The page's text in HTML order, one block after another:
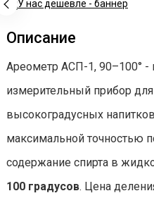
Описание
Ареометр АСП-1, 90–100°
измерительный прибор
высокоградусных
максимальной точностью
содержание спирта в
100 градусов. Цена